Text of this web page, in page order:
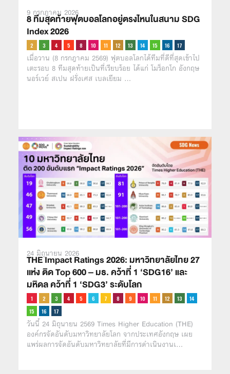
9 กรกฎาคม 2026
8 ทีมสุดท้ายฟุตบอลโลกอยู่ตรงไหนในสนาม SDG
Index 2026
เมื่อวาน (8 กรกฎาคม 2569) ฟุตบอลโลกได้ทีมที่ดีที่สุดเข้าไป
เตะรอบ 8 ทีมสุดท้ายเป็นที่เรียบร้อย ได้แก่ โมร็อกโก อังกฤษ
นอร์เวย์ สเปน ฝรั่งเศส เบลเยียม …
24 มิถุนายน 2026
THE Impact Ratings 2026: มหาวิทยาลัยไทย 27
เเห่ง ติด Top 600 – มธ. คว้าที่ 1 ‘SDG16’ และ
มหิดล คว้าที่ 1 ‘SDG3’ ระดับโลก
วันนี้ 24 มิถุนายน 2569 Times Higher Education (THE)
องค์กรจัดอันดับมหาวิทยาลัยโลก จากประเทศอังกฤษ เผย
แพร่ผลการจัดอันดับมหาวิทยาลัยที่มีการดำเนินงานเ…